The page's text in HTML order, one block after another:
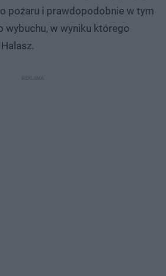
pożaru i prawdopodobnie w tym
wybuchu, w wyniku którego